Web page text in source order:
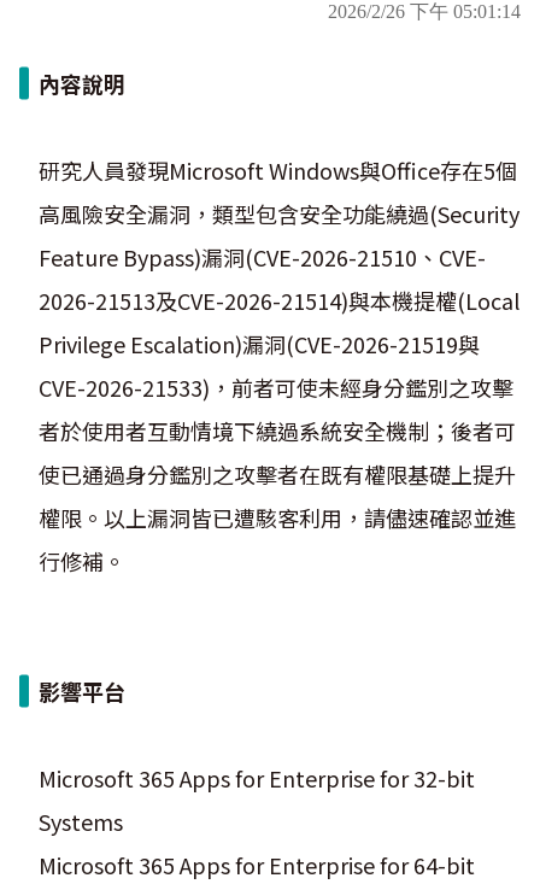
2026/2/26 下午 05:01:14
內容說明
研究人員發現Microsoft Windows與Office存在5個
高風險安全漏洞，類型包含安全功能繞過(Security
Feature Bypass)漏洞(CVE-2026-21510、CVE-
2026-21513及CVE-2026-21514)與本機提權(Local
Privilege Escalation)漏洞(CVE-2026-21519與
CVE-2026-21533)，前者可使未經身分鑑別之攻擊
者於使用者互動情境下繞過系統安全機制；後者可
使已通過身分鑑別之攻擊者在既有權限基礎上提升
權限。以上漏洞皆已遭駭客利用，請儘速確認並進
行修補。
影響平台
Microsoft 365 Apps for Enterprise for 32-bit
Systems
Microsoft 365 Apps for Enterprise for 64-bit